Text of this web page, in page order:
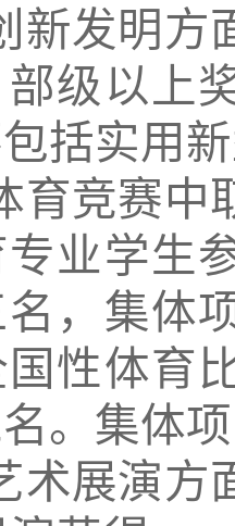
新发明方
级以上
括实用
育竞赛中
业学生
，集体
性体育
。集体
术展演方